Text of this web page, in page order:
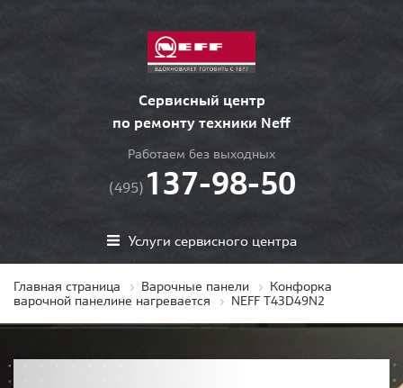
Сервисный центр
по ремонту техники Neff
Работаем без выходных
(495) 137-98-50
Услуги сервисного центра
Главная страница Варочные панели
Конфорка
варочной панелине нагревается
NEFF T43D49N2